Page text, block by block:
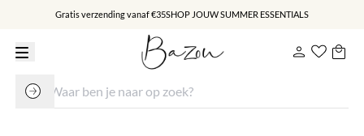
Gratis verzending vanaf €35SHOP JOUW SUMMER ESSENTIALS